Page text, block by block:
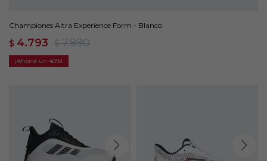
Championes Altra Experience Form - Blanco
$ 4.793 $ 7.990
40